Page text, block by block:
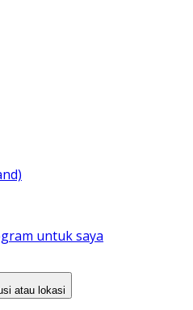
untuk saya
atau lokasi